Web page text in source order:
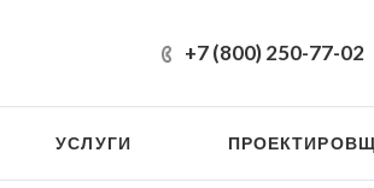
+7 (800) 250-77-02
УСЛУГИ